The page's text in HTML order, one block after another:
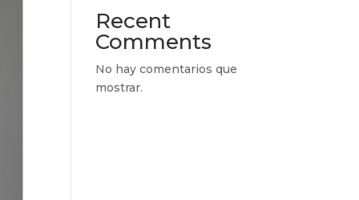
Recent
Comments
No hay comentarios que
mostrar.